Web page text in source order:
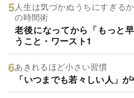
人生は気づかぬうちにすぎる
の時間術
老後になってから「もっと
うこと・ワースト1
あきれるほど小さい習慣
「いつまでも若々しい人」